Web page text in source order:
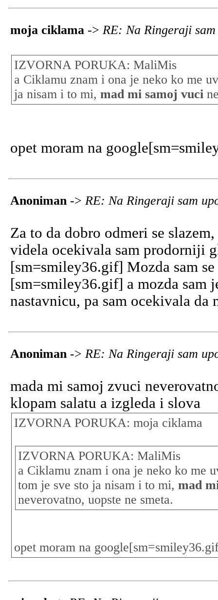
moja ciklama -> RE: Na Ringeraji
IZVORNA PORUKA: MaliMis
a Ciklamu znam i ona je neko ko me
ja nisam i to mi, mad mi samoj vuci
opet moram na
Anoniman -> RE: Na Ringeraji sam
Za to da dobro odmeri se
videla ocekivala sam prodorniji
[sm=smiley36.gif] Mozda sam
[sm=smiley36.gif] a mozda sam
nastavnicu, pa sam ocekivala
Anoniman -> RE: Na Ringeraji sam
mada mi samoj zvuci
klopam salatu a izgleda i slova
IZVORNA PORUKA: moja ciklama
IZVORNA PORUKA: MaliMis
a Ciklamu znam i ona je neko ko me
tom je sve sto ja nisam i to mi, mad
neverovatno, uopste ne smeta.
opet moram na